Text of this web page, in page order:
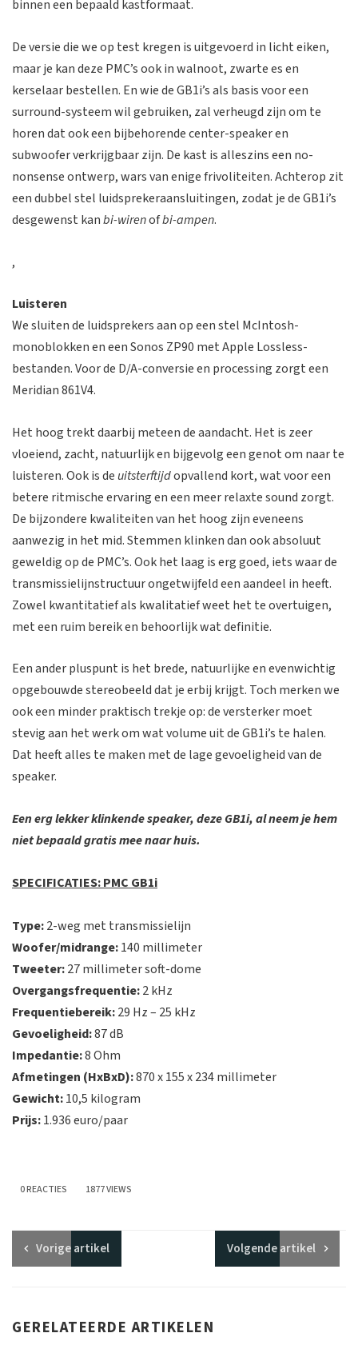
binnen een bepaald kastformaat.
De versie die we op test kregen is uitgevoerd in licht eiken,
maar je kan deze PMC’s ook in walnoot, zwarte es en
kerselaar bestellen. En wie de GB1i’s als basis voor een
surround-systeem wil gebruiken, zal verheugd zijn om te
horen dat ook een bijbehorende center-speaker en
subwoofer verkrijgbaar zijn. De kast is alleszins een no-
nonsense ontwerp, wars van enige frivoliteiten. Achterop zit
een dubbel stel luidsprekeraansluitingen, zodat je de GB1i’s
desgewenst kanbi-wirenofbi-ampen.
,
Luisteren
We sluiten de luidsprekers aan op een stel McIntosh-
monoblokken en een Sonos ZP90 met Apple Lossless-
bestanden. Voor de D/A-conversie en processing zorgt een
Meridian 861V4.
Het hoog trekt daarbij meteen de aandacht. Het is zeer
vloeiend, zacht, natuurlijk en bijgevolg een genot om naar te
luisteren. Ook is deuitsterftijdopvallend kort, wat voor een
betere ritmische ervaring en een meer relaxte sound zorgt.
De bijzondere kwaliteiten van het hoog zijn eveneens
aanwezig in het mid. Stemmen klinken dan ook absoluut
geweldig op de PMC’s. Ook het laag is erg goed, iets waar de
transmissielijnstructuur ongetwijfeld een aandeel in heeft.
Zowel kwantitatief als kwalitatief weet het te overtuigen,
met een ruim bereik en behoorlijk wat definitie.
Een ander pluspunt is het brede, natuurlijke en evenwichtig
opgebouwde stereobeeld dat je erbij krijgt. Toch merken we
ook een minder praktisch trekje op: de versterker moet
stevig aan het werk om wat volume uit de GB1i’s te halen.
Dat heeft alles te maken met de lage gevoeligheid van de
speaker.
Een erg lekker klinkende speaker, deze GB1i, al neem je hem
niet bepaald gratis mee naar huis.
SPECIFICATIES: PMC GB1i
Type:2-weg met transmissielijn
Woofer/midrange:140 millimeter
Tweeter:27 millimeter soft-dome
Overgangsfrequentie:2 kHz
Frequentiebereik:29 Hz – 25 kHz
Gevoeligheid:87 dB
Impedantie:8 Ohm
Afmetingen (HxBxD):870 x 155 x 234 millimeter
Gewicht:10,5 kilogram
Prijs:1.936 euro/paar
0 REACTIES 1877 VIEWS
Vorigeartikel Volgendeartikel
GERELATEERDE ARTIKELEN